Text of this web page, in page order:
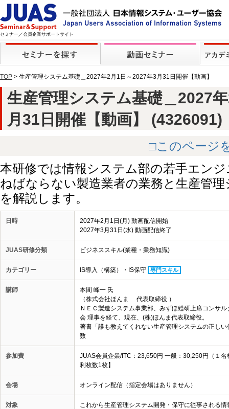
セミナー／会員企業サポートサイト
TOP > 生産管理システム基礎＿2027年2月1日～2027年3月31日開催【動画】
生産管理システム基礎＿2027
月31日開催【動画】 (4326091)
□このページ
本研修では情報システム部の若手エン
ねばならない製造業者の業務と生産管
を解説します。
日時
2027年2月1日(月) 動画配信開始
2027年3月31日(水) 動画配信終了
JUAS研修分類 ビジネススキル(業種・業務知識)
カテゴリー IS導入（構築）・IS保守 専門スキル
講師
本間 峰一 氏
（株式会社ほんま 代表取締役 ）
ＮＥＣ製造システム事業部、みずほ総研上席コンサ
会 理事を経て、現在、(株)ほんま代表取締役。
著書 「誰も教えてくれない生産管理システムの正し
数
参加費
JUAS会員企業/ITC：23,650円 一般：30,250円（１
利枚数1枚】
会場 オンライン配信（指定会場はありません）
対象 これから生産管理システム開発・保守に従事される